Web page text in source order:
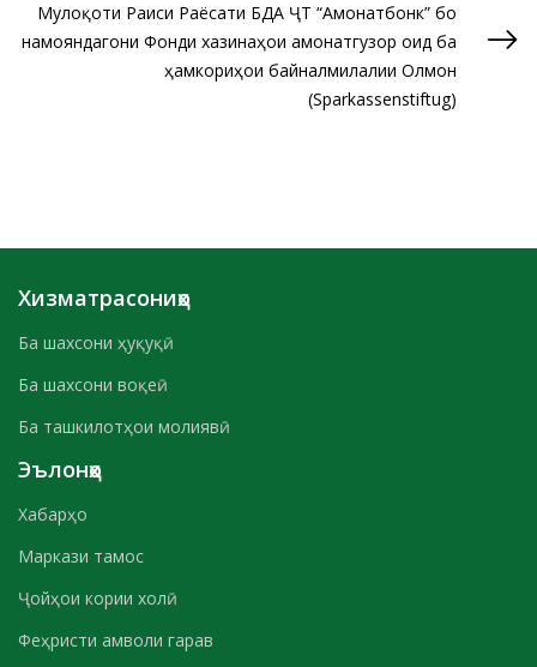
Мулоқоти Раиси Раёсати БДА ҶТ “Амонатбонк” бо
намояндагони Фонди хазинаҳои амонатгузорӣ оид ба
ҳамкориҳои байналмилалии Олмон
(Sparkassenstiftug)
Хизматрасониҳо
Ба шахсони ҳуқуқӣ
Ба шахсони воқеӣ
Ба ташкилотҳои молиявӣ
Эълонҳо
Хабарҳо
Маркази тамос
Ҷойҳои кории холӣ
Феҳристи амволи гарав